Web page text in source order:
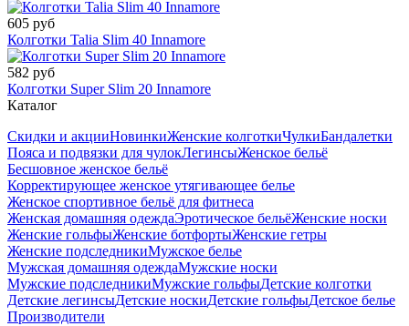
605 руб
Колготки Talia Slim 40 Innamore
582 руб
Колготки Super Slim 20 Innamore
Каталог
Скидки и акцииНовинкиЖенские колготкиЧулкиБандалетки
Пояса и подвязки для чулокЛегинсыЖенское бельё
Бесшовное женское бельё
Корректирующее женское утягивающее белье
Женское спортивное бельё для фитнеса
Женская домашняя одеждаЭротическое бельёЖенские носки
Женские гольфыЖенские ботфортыЖенские гетры
Женские подследникиМужское белье
Мужская домашняя одеждаМужские носки
Мужские подследникиМужские гольфыДетские колготки
Детские легинсыДетские носкиДетские гольфыДетское белье
Производители